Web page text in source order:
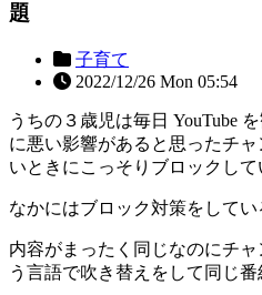
題
子育て
2022/12/26 Mon 05:54
うちの３歳児は毎日 YouTube
に悪い影響があると思ったチ
いときにこっそりブロックして
なかにはブロック対策をしてい
内容がまったく同じなのにチ
う言語で吹き替えをして同じ番